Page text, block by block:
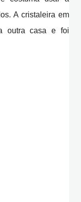
A cristaleira em
outra casa e foi